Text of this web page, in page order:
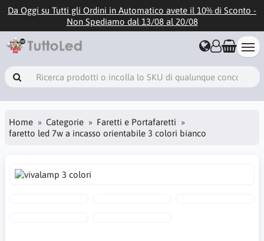
Da Oggi su Tutti gli Ordini in Automatico avete il 10% di Sconto -
Non Spediamo dal 13/08 al 20/08
Home Categorie
Faretti e Portafaretti
faretto led 7w a incasso orientabile 3 colori bianco